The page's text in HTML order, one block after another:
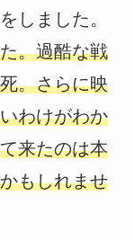
しました。
。過酷な戦
。さらに映
わけがわか
来たのは本
もしれませ